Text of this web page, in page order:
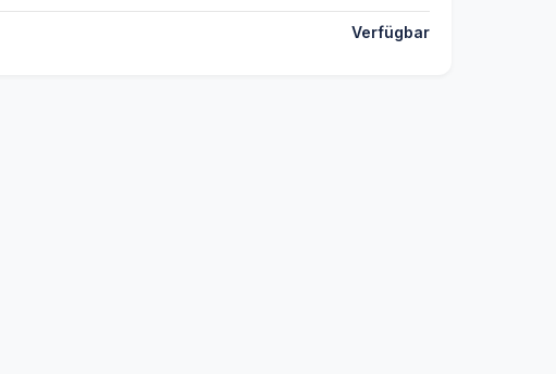
Verfügbar